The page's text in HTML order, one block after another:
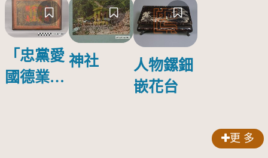
「忠黨愛
國德業並
神社
人物鏍鈿
嵌花台
更 多